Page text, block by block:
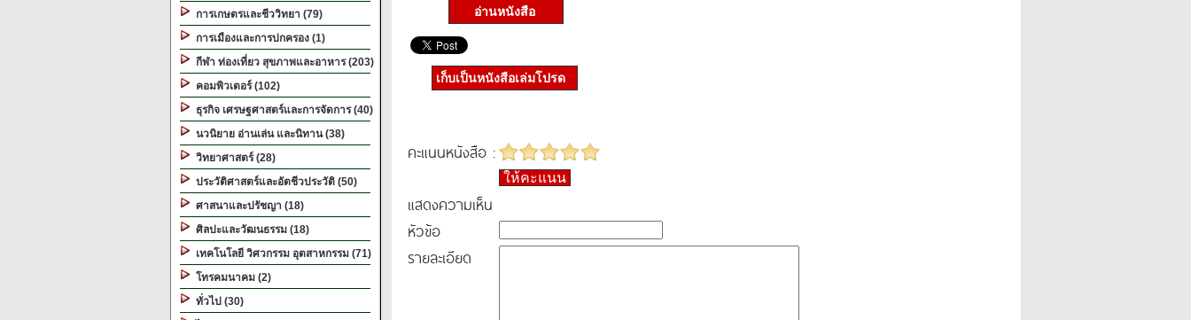
การเกษตรและชีววิทยา (79)
การเมืองและการปกครอง (1)
กีฬา ท่องเที่ยว สุขภาพและอาหาร (203)
คอมพิวเตอร์ (102)
ธุรกิจ เศรษฐศาสตร์และการจัดการ (40)
นวนิยาย อ่านเล่น และนิทาน (38)
วิทยาศาสตร์ (28)
ประวัติศาสตร์และอัตชีวประวัติ (50)
ศาสนาและปรัชญา (18)
ศิลปะและวัฒนธรรม (18)
เทคโนโลยี วิศวกรรม อุตสาหกรรม (71)
โทรคมนาคม (2)
ทั่วไป (30)
อ่านหนังสือ
เก็บเป็นหนังสือเล่มโปรด
คะแนนหนังสือ :
ให้คะแนน
แสดงความเห็น
หัวข้อ
รายละเอียด